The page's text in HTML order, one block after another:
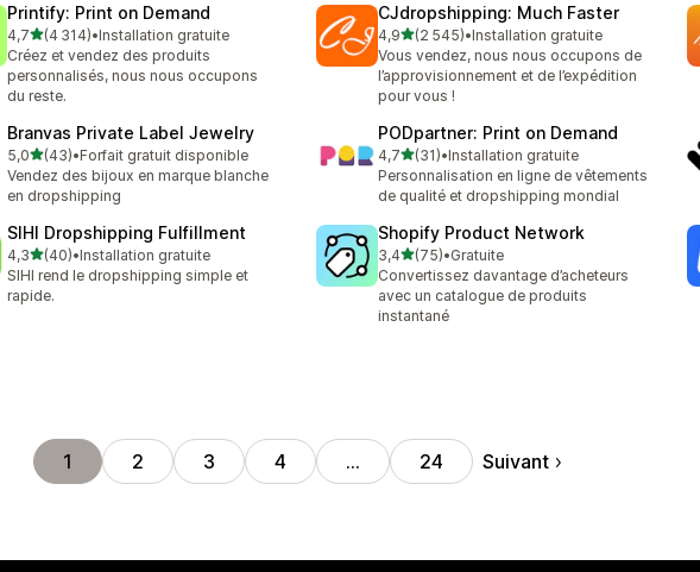
Printify: Print on Demand
4,7étoile(s) sur 5
(4 314)
4314 avis au total
•Installation gratuite
Créez et vendez des produits
personnalisés, nous nous occupons
du reste.
CJdropshipping: Much Faster
4,9étoile(s) sur 5
(2 545)
2545 avis au total
•Installation gratuite
Vous vendez, nous nous occupons de
l’approvisionnement et de l’expédition
pour vous !
Branvas Private Label Jewelry
5,0étoile(s) sur 5
(43)
43 avis au total
•Forfait gratuit disponible
Vendez des bijoux en marque blanche
en dropshipping
PODpartner: Print on Demand
4,7étoile(s) sur 5
(31)
31 avis au total
•Installation gratuite
Personnalisation en ligne de vêtements
de qualité et dropshipping mondial
SIHI Dropshipping Fulfillment
4,3étoile(s) sur 5
(40)
40 avis au total
•Installation gratuite
SIHI rend le dropshipping simple et
rapide.
Shopify Product Network
3,4étoile(s) sur 5
(75)
75 avis au total
•Gratuite
Convertissez davantage d’acheteurs
avec un catalogue de produits
instantané
1 2 3 4 … 24 Suivant